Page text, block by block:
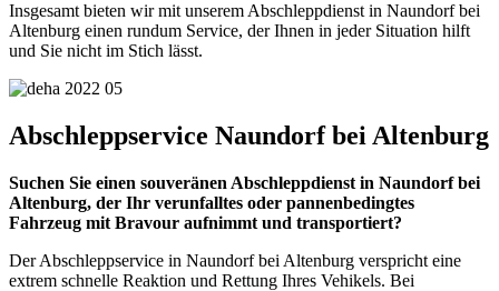
Insgesamt bieten wir mit unserem Abschleppdienst in Naundorf bei
Altenburg einen rundum Service, der Ihnen in jeder Situation hilft
und Sie nicht im Stich lässt.
Abschleppservice Naundorf bei Altenburg
Suchen Sie einen souveränen Abschleppdienst in Naundorf bei
Altenburg, der Ihr verunfalltes oder pannenbedingtes
Fahrzeug mit Bravour aufnimmt und transportiert?
Der Abschleppservice in Naundorf bei Altenburg verspricht eine
extrem schnelle Reaktion und Rettung Ihres Vehikels. Bei